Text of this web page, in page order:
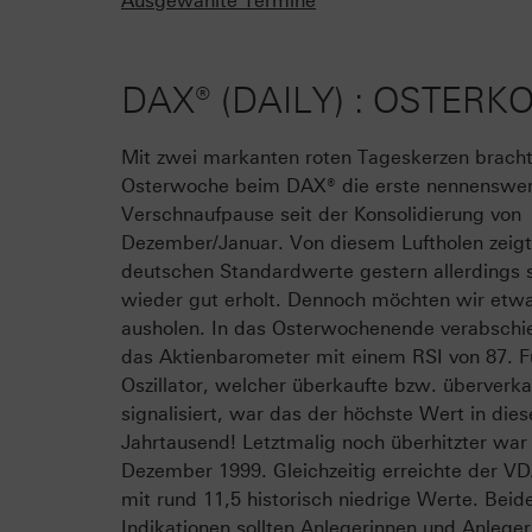
DAX® (DAILY) :
Mit zwei markanten roten Tageskerzen
Osterwoche beim DAX® die erste
Verschnaufpause seit der Konsolidierung von
Dezember/Januar. Von diesem Luftholen
deutschen Standardwerte gestern allerdings
wieder gut erholt. Dennoch möchten wir
ausholen. In das Osterwochenende
das Aktienbarometer mit einem RSI von 87.
Oszillator, welcher überkaufte bzw.
signalisiert, war das der höchste Wert in
Jahrtausend! Letztmalig noch überhitzter war
Dezember 1999. Gleichzeitig erreichte der
mit rund 11,5 historisch niedrige Werte.